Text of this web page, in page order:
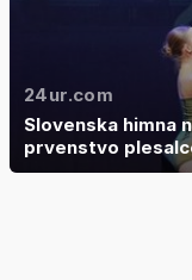
24ur.com
Slovenska himna
prvenstvo